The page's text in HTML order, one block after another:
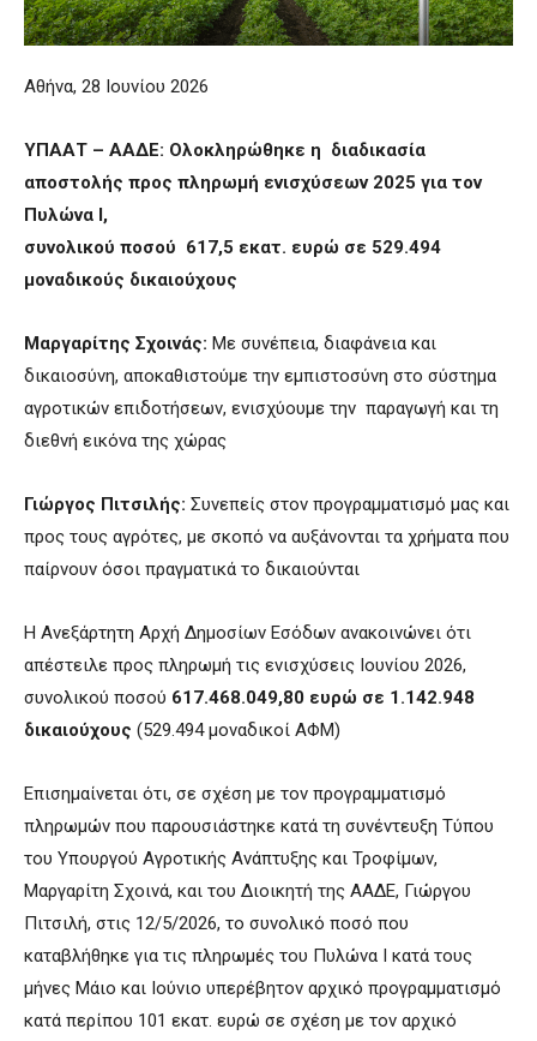
Αθήνα, 28 Ιουνίου 2026
ΥΠΑΑΤ – ΑΑΔΕ: Ολοκληρώθηκε η διαδικασία
αποστολής προς πληρωμή ενισχύσεων 2025 για τον
Πυλώνα Ι,
συνολικού ποσού 617,5 εκατ. ευρώ σε 529.494
μοναδικούς δικαιούχους
Μαργαρίτης Σχοινάς: Με συνέπεια, διαφάνεια και
δικαιοσύνη, αποκαθιστούμε την εμπιστοσύνη στο σύστημα
αγροτικών επιδοτήσεων, ενισχύουμε την παραγωγή και τη
διεθνή εικόνα της χώρας
Γιώργος Πιτσιλής: Συνεπείς στον προγραμματισμό μας και
προς τους αγρότες, με σκοπό να αυξάνονται τα χρήματα που
παίρνουν όσοι πραγματικά το δικαιούνται
Η Ανεξάρτητη Αρχή Δημοσίων Εσόδων ανακοινώνει ότι
απέστειλε προς πληρωμή τις ενισχύσεις Ιουνίου 2026,
συνολικού ποσού 617.468.049,80 ευρώ σε 1.142.948
δικαιούχους (529.494 μοναδικοί ΑΦΜ)
Επισημαίνεται ότι, σε σχέση με τον προγραμματισμό
πληρωμών που παρουσιάστηκε κατά τη συνέντευξη Τύπου
του Υπουργού Αγροτικής Ανάπτυξης και Τροφίμων,
Μαργαρίτη Σχοινά, και του Διοικητή της ΑΑΔΕ, Γιώργου
Πιτσιλή, στις 12/5/2026, το συνολικό ποσό που
καταβλήθηκε για τις πληρωμές του Πυλώνα Ι κατά τους
μήνες Μάιο και Ιούνιο υπερέβητον αρχικό προγραμματισμό
κατά περίπου 101 εκατ. ευρώ σε σχέση με τον αρχικό